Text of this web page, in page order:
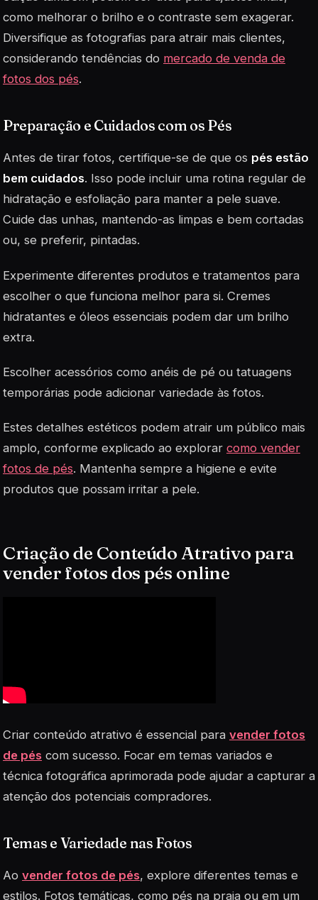
como melhorar o brilho e o contraste sem exagerar.
Diversifique as fotografias para atrair mais clientes,
considerando tendências do mercado de venda de
fotos dos pés.
Preparação e Cuidados com os Pés
Antes de tirar fotos, certifique-se de que os pés estão
bem cuidados. Isso pode incluir uma rotina regular de
hidratação e esfoliação para manter a pele suave.
Cuide das unhas, mantendo-as limpas e bem cortadas
ou, se preferir, pintadas.
Experimente diferentes produtos e tratamentos para
escolher o que funciona melhor para si. Cremes
hidratantes e óleos essenciais podem dar um brilho
extra.
Escolher acessórios como anéis de pé ou tatuagens
temporárias pode adicionar variedade às fotos.
Estes detalhes estéticos podem atrair um público mais
amplo, conforme explicado ao explorar como vender
fotos de pés. Mantenha sempre a higiene e evite
produtos que possam irritar a pele.
Criação de Conteúdo Atrativo para
vender fotos dos pés online
Criar conteúdo atrativo é essencial para vender fotos
de pés com sucesso. Focar em temas variados e
técnica fotográfica aprimorada pode ajudar a capturar a
atenção dos potenciais compradores.
Temas e Variedade nas Fotos
Ao vender fotos de pés, explore diferentes temas e
estilos. Fotos temáticas, como pés na praia ou em um